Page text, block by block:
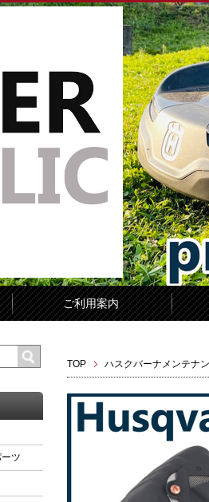
ご利用案内
TOP ハスクバーナメンテナ
ツ